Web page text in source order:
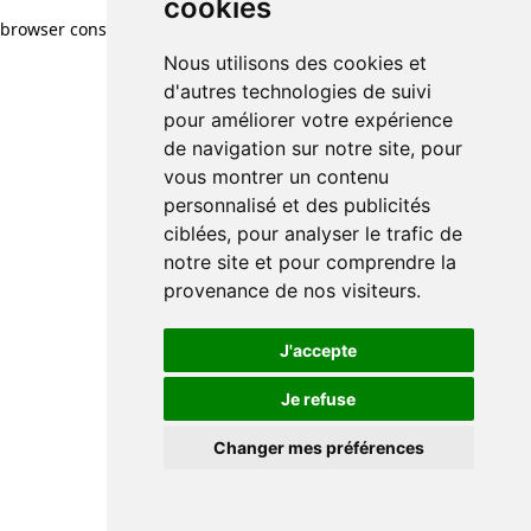
cookies
Nous utilisons des cookies et
d'autres technologies de suivi
pour améliorer votre expérience
de navigation sur notre site, pour
vous montrer un contenu
personnalisé et des publicités
ciblées, pour analyser le trafic de
notre site et pour comprendre la
provenance de nos visiteurs.
J'accepte
Je refuse
Changer mes préférences
browser console for more information)